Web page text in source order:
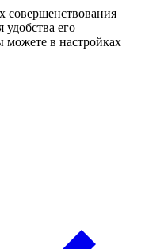
совершенствования
его
можете в настройках